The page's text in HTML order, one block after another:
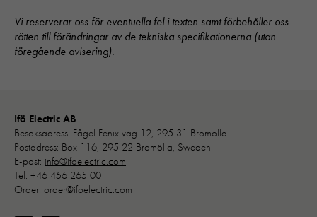
Vi reserverar oss för eventuella fel i texten samt förbehåller oss
rätten till förändringar av de tekniska specifikationerna (utan
föregående avisering).
Ifö Electric AB
Besöksadress: Fågel Fenix väg 12, 295 31 Bromölla
Postadress: Box 116, 295 22 Bromölla, Sweden
E-post: info@ifoelectric.com
Tel: +46 456 265 00
Order: order@ifoelectric.com
hur hemsidan
används:
Upplevelse